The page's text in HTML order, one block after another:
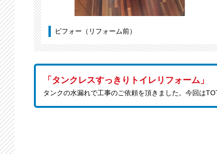
ビフォー（リフォーム前）
「タンクレスすっきりトイレリフォーム」
タンクの水漏れで工事のご依頼を頂きました。今回は